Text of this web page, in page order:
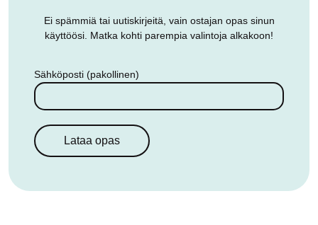
Ei spämmiä tai uutiskirjeitä, vain ostajan opas sinun
käyttöösi. Matka kohti parempia valintoja alkakoon!
Sähköposti (pakollinen)